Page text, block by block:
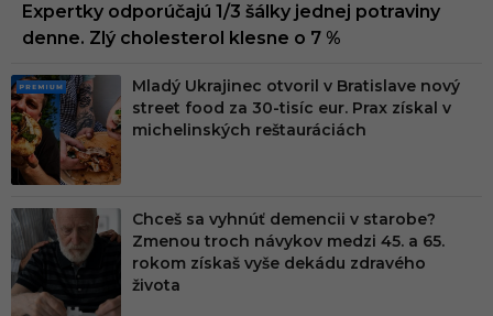
Expertky odporúčajú 1/3 šálky jednej potraviny
denne. Zlý cholesterol klesne o 7 %
PRE
MIU
M
Mladý Ukrajinec otvoril v Bratislave nový
street food za 30-tisíc eur. Prax získal v
michelinských reštauráciách
Chceš sa vyhnúť demencii v starobe?
Zmenou troch návykov medzi 45. a 65.
rokom získaš vyše dekádu zdravého
života